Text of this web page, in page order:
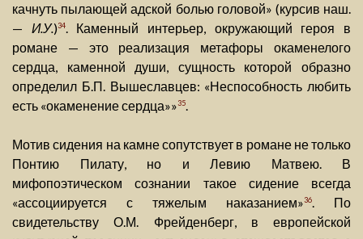
качнуть пылающей адской болью головой» (курсив наш.
— И.У.)34. Каменный интерьер, окружающий героя в
романе — это реализация метафоры окаменелого
сердца, каменной души, сущность которой образно
определил Б.П. Вышеславцев: «Неспособность любить
есть «окаменение сердца»»35.
Мотив сидения на камне сопутствует в романе не только
Понтию Пилату, но и Левию Матвею. В
мифопоэтическом сознании такое сидение всегда
«ассоциируется с тяжелым наказанием»36. По
свидетельству О.М. Фрейденберг, в европейской